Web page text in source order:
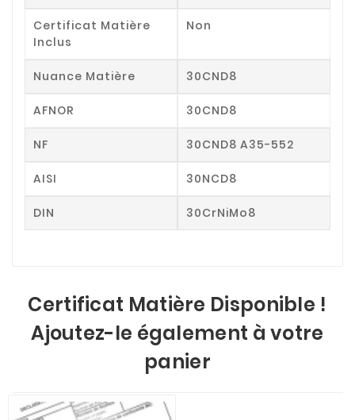
Certificat Matière
Inclus
Non
Nuance Matière 30CND8
AFNOR 30CND8
NF 30CND8 A35-552
AISI 30NCD8
DIN 30CrNiMo8
Certificat Matière Disponible !
Ajoutez-le également à votre
panier